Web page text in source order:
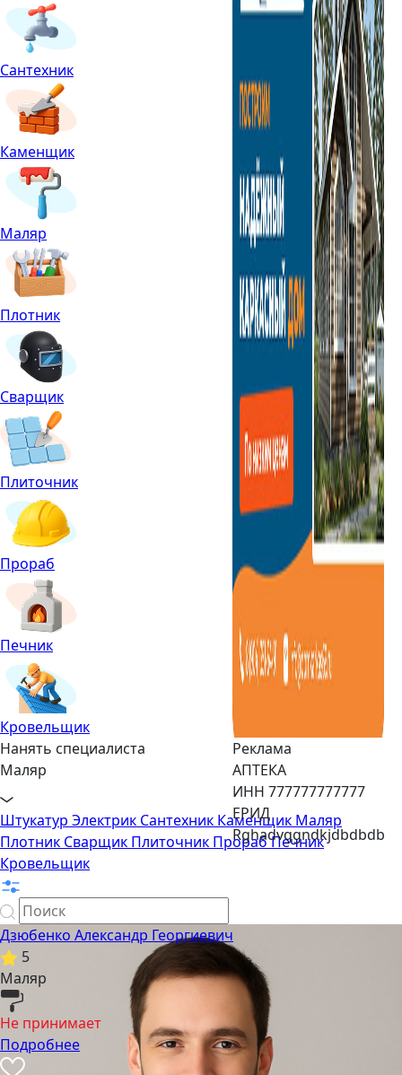
Сантехник
Каменщик
Маляр
Плотник
Сварщик
Плиточник
Прораб
Печник
Кровельщик
Реклама
АПТЕКА
ИНН 777777777777
ЕРИД
Rghadvggndkjdbdbdb
Нанять специалиста
Маляр
Штукатур Электрик Сантехник Каменщик Маляр
Плотник Сварщик Плиточник Прораб Печник
Кровельщик
Дзюбенко Александр Георгиевич
5
Маляр
Не принимает
Подробнее